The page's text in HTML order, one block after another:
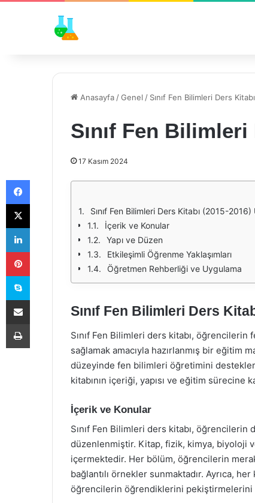
Anasayfa /Genel / Sınıf Fen Bilimleri Ders
Sınıf Fen
17 Kasım 2024
Sınıf Fen Bilimleri Ders Kitabı (2015-
İçerik ve Konular
Yapı ve Düzen
Etkileşimli Öğrenme Yaklaşımları
Öğretmen Rehberliği ve Uygulama
Sınıf Fen Bilimleri Ders
Sınıf Fen Bilimleri ders kitabı,
sağlamak amacıyla hazırlanmış bir eğitim
düzeyinde fen bilimleri öğretimini
kitabının içeriği, yapısı ve eğitim sürecine
İçerik ve Konular
Sınıf Fen Bilimleri ders kitabı, öğrencilerin
düzenlenmiştir. Kitap, fizik, kimya, biyoloji
içermektedir. Her bölüm, öğrencilerin
bağlantılı örnekler sunmaktadır. Ayrıca,
öğrencilerin öğrendiklerini pekiştirmelerini
Facebook
X
LinkedIn
Pinterest
Skype
E-Posta ile paylaş